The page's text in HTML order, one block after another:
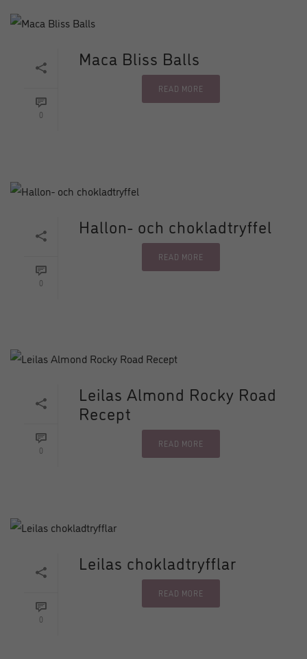
0
Maca Bliss Balls
READ MORE
0
Hallon- och chokladtryffel
READ MORE
0
Leilas Almond Rocky Road
Recept
READ MORE
0
Leilas chokladtryfflar
READ MORE